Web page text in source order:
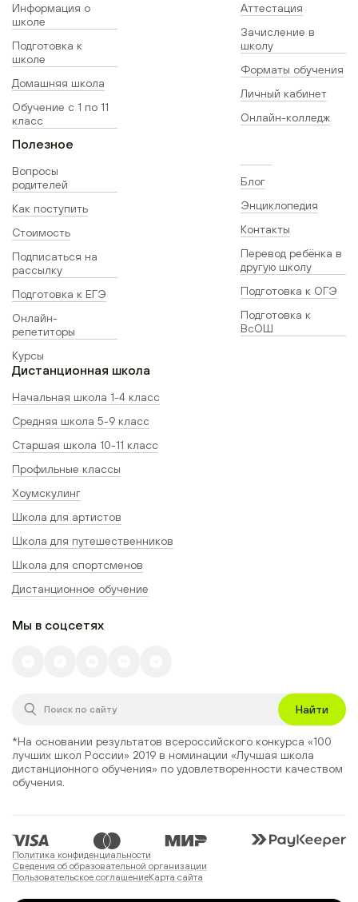
Информация о
школе
Подготовка к
школе
Домашняя школа
Обучение с 1 по 11
класс
Аттестация
Зачисление в
школу
Форматы обучения
Личный кабинет
Онлайн-колледж
Полезное
Вопросы
родителей
Как поступить
Стоимость
Подписаться на
рассылку
Подготовка к ЕГЭ
Онлайн-
репетиторы
Курсы
Блог
Энциклопедия
Контакты
Перевод ребёнка в
другую школу
Подготовка к ОГЭ
Подготовка к
ВсОШ
Дистанционная школа
Начальная школа 1-4 класс
Средняя школа 5-9 класс
Старшая школа 10-11 класс
Профильные классы
Хоумскулинг
Школа для артистов
Школа для путешественников
Школа для спортсменов
Дистанционное обучение
Мы в соцсетях
Найти
*На основании результатов всероссийского конкурса «100
лучших школ России» 2019 в номинации «Лучшая школа
дистанционного обучения» по удовлетворенности качеством
обучения.
Политика конфиденциальности
Сведения об образовательной организации
Пользовательское соглашениеКарта сайта